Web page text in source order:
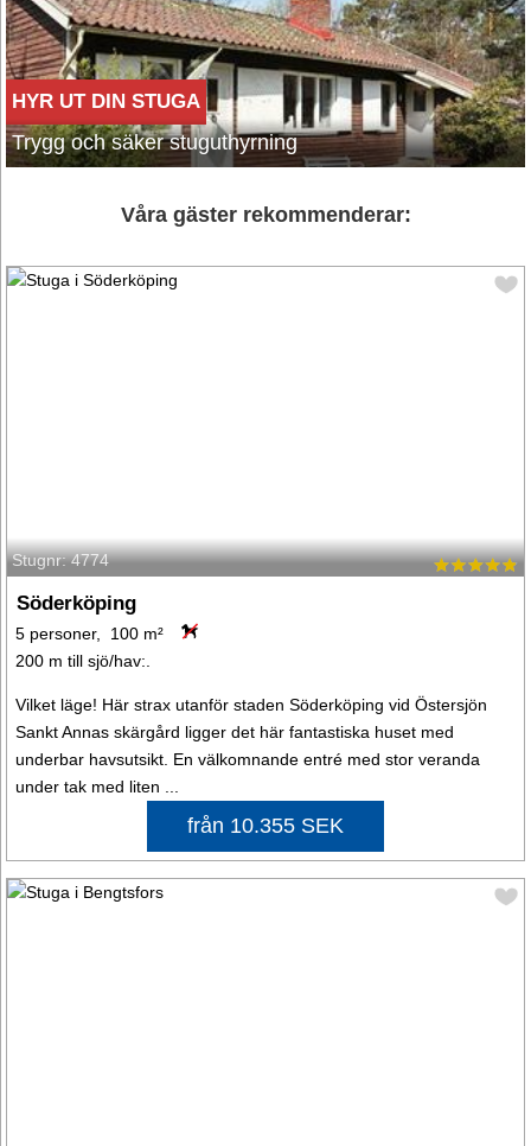
HYR UT DIN STUGA
Trygg och säker stuguthyrning
Våra gäster rekommenderar:
Stugnr: 4774
Söderköping
5 personer, 100 m²
200 m till sjö/hav:.
Vilket läge! Här strax utanför staden Söderköping vid Östersjön
Sankt Annas skärgård ligger det här fantastiska huset med
underbar havsutsikt. En välkomnande entré med stor veranda
under tak med liten ...
från 10.355 SEK